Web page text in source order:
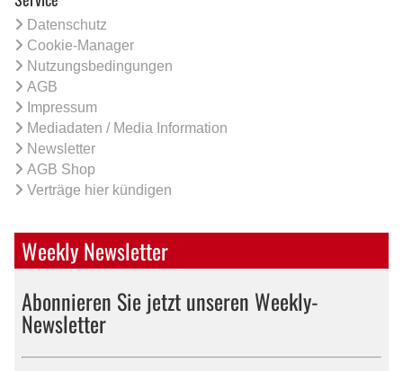
Datenschutz
Cookie-Manager
Nutzungsbedingungen
AGB
Impressum
Mediadaten / Media Information
Newsletter
AGB Shop
Verträge hier kündigen
Weekly Newsletter
Abonnieren Sie jetzt unseren Weekly-
Newsletter